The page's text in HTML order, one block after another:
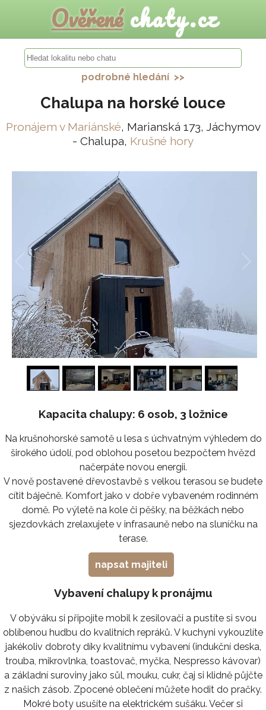
Ověřenéchaty.cz
podrobné hledání >>
Chalupa na horské louce
Pronájem v Mariánské, Marianská 173, Jáchymov
- Chalupa, Krušné hory
1/24
Kapacita chalupy: 6 osob, 3 ložnice
Na krušnohorské samotě u lesa s úchvatným výhledem do
širokého údolí, pod oblohou posetou bezpočtem hvězd
načerpáte novou energii.
V nově postavené dřevostavbě s velkou terasou se budete
cítit báječně. Komfort jako v dobře vybaveném rodinném
domě. Po výletě na kole či pěšky, na běžkách nebo
sjezdovkách zrelaxujete v infrasauně nebo na sluníčku na
terase.
napsat majiteli
Vybavení chalupy k pronájmu
V obýváku si připojíte mobil k zesilovači a pustíte si svou
oblíbenou hudbu do kvalitních repráků. V kuchyni vykouzlíte
jakékoliv dobroty díky kvalitnímu vybavení (indukční deska,
trouba, mikrovlnka, toastovač, myčka, Nespresso kávovar)
a základní suroviny jako sůl, mouku, cukr, čaj si klidně půjčte
z našich zásob. Zpocené oblečení můžete hodit do pračky.
Mokré boty usušíte na elektrickém sušáku. Večer si